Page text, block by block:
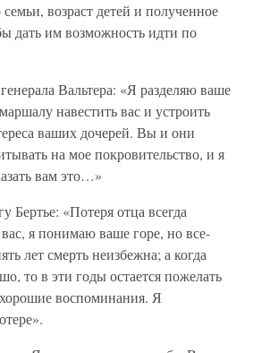
возраст детей и полученное
дать им возможность идти по
Вальтера: «Я разделяю ваше
навестить вас и устроить
ваших дочерей. Вы и они
на мое покровительство, и я
вам это…»
Бертье: «Потеря отца всегда
я понимаю ваше горе, но все-
лет смерть неизбежна; а когда
то в эти годы остается пожелать
хорошие воспоминания. Я